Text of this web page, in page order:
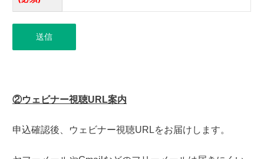
②ウェビナー視聴URL案内
申込確認後、ウェビナー視聴URLをお届けします。